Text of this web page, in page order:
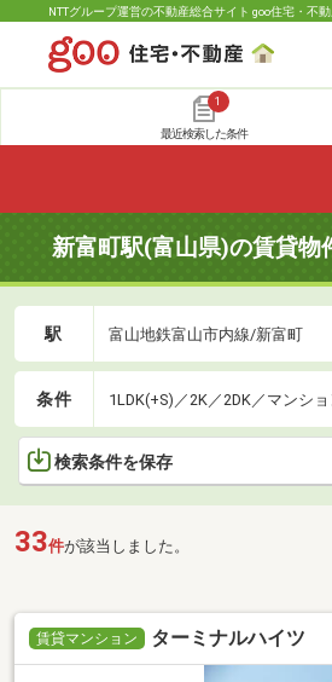
NTTグループ運営の不動産総合サイト goo住宅・不
1
最近検索した条件
新富町駅(富山県)の賃貸物
駅 富山地鉄富山市内線/新富町
条件 1LDK(+S)／2K／2DK／マンショ
検索条件を保存
33件が該当しました。
賃貸マンション ターミナルハイツ